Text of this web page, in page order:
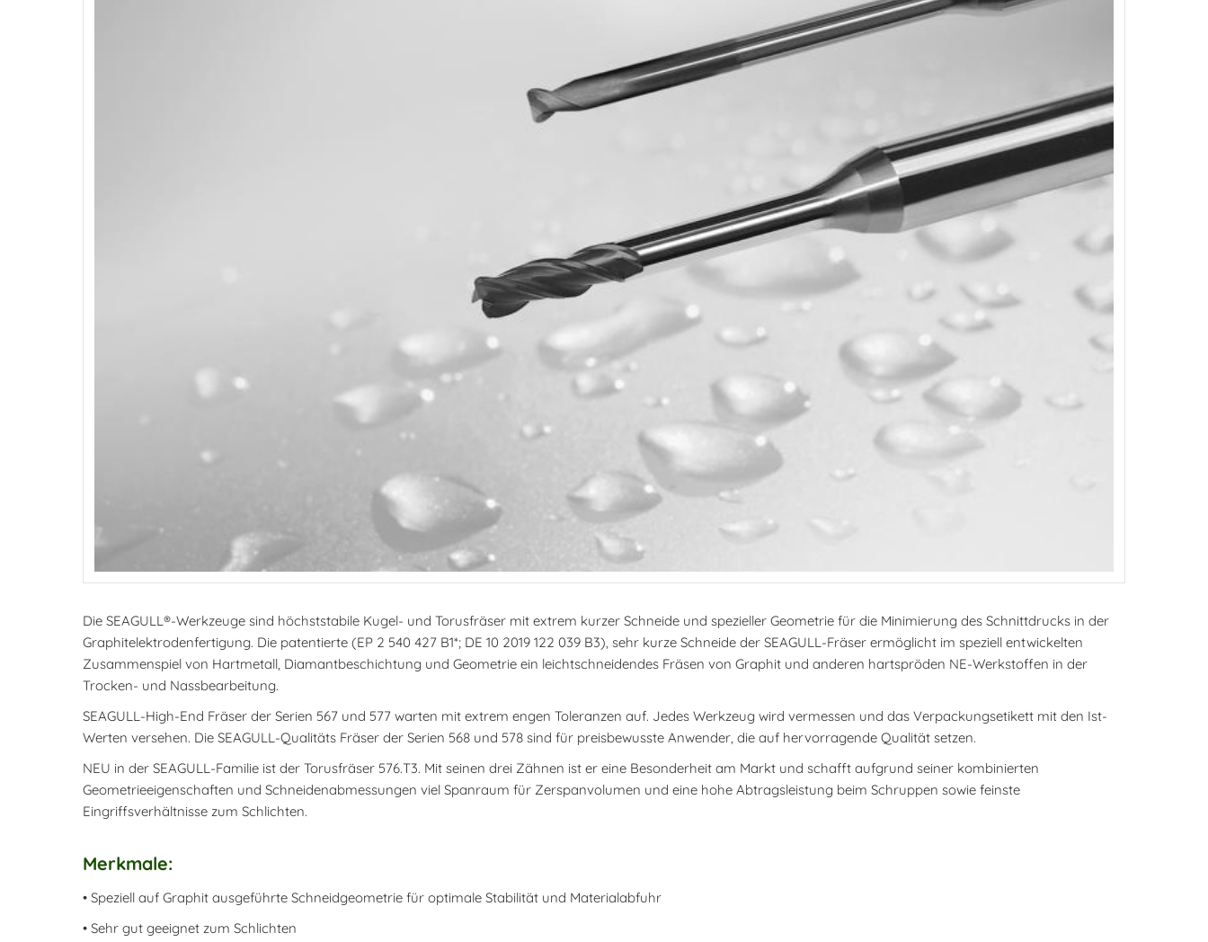
Die SEAGULL®-Werkzeuge sind höchststabile Kugel- und Torusfräser mit extrem kurzer Schneide und spezieller Geometrie für die Minimierung des Schnittdrucks in der
Graphitelektrodenfertigung. Die patentierte (EP 2 540 427 B1*; DE 10 2019 122 039 B3), sehr kurze Schneide der SEAGULL-Fräser ermöglicht im speziell entwickelten
Zusammenspiel von Hartmetall, Diamantbeschichtung und Geometrie ein leichtschneidendes Fräsen von Graphit und anderen hartspröden NE-Werkstoffen in der
Trocken- und Nassbearbeitung.
SEAGULL-High-End Fräser der Serien 567 und 577 warten mit extrem engen Toleranzen auf. Jedes Werkzeug wird vermessen und das Verpackungsetikett mit den Ist-
Werten versehen. Die SEAGULL-Qualitäts Fräser der Serien 568 und 578 sind für preisbewusste Anwender, die auf hervorragende Qualität setzen.
NEU in der SEAGULL-Familie ist der Torusfräser 576.T3. Mit seinen drei Zähnen ist er eine Besonderheit am Markt und schafft aufgrund seiner kombinierten
Geometrieeigenschaften und Schneidenabmessungen viel Spanraum für Zerspanvolumen und eine hohe Abtragsleistung beim Schruppen sowie feinste
Eingriffsverhältnisse zum Schlichten.
Merkmale:
• Speziell auf Graphit ausgeführte Schneidgeometrie für optimale Stabilität und Materialabfuhr
• Sehr gut geeignet zum Schlichten